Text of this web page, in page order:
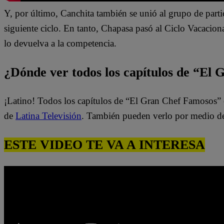
Y, por último, Canchita también se unió al grupo de
siguiente ciclo. En tanto, Chapasa pasó al Ciclo
lo devuelva a la competencia.
¿Dónde ver todos los capítulos de “El
¡Latino! Todos los capítulos de “El Gran Chef
de Latina Televisión. También pueden verlo por medio
ESTE VIDEO TE VA A INTERESA